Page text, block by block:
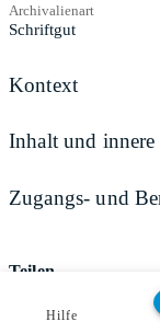
Archivalienart
Schriftgut
Kontext
Inhalt und
Zugangs- und
Teilen
Hilfe